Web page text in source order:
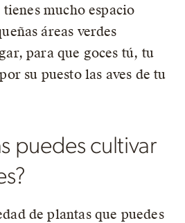
mucho espacio
áreas verdes
para que goces tú, tu
su puesto las aves de tu
puedes cultivar
de plantas que puedes